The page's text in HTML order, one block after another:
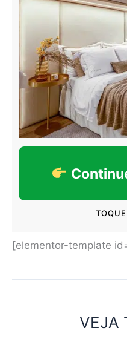
[elementor-template
VEJA